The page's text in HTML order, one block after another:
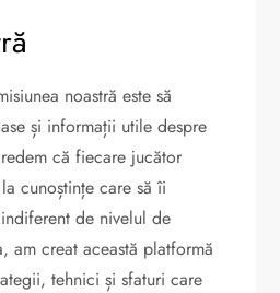
noastră este să
și informații utile despre
că fiecare jucător
cunoștințe care să îi
de nivelul de
am creat această platformă
tehnici și sfaturi care